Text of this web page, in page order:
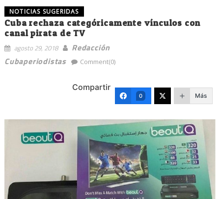
NOTICIAS SUGERIDAS
Cuba rechaza categóricamente vínculos con
canal pirata de TV
agosto 29, 2018
Redacción
Cubaperiodistas
Comment(0)
Compartir
0 Más